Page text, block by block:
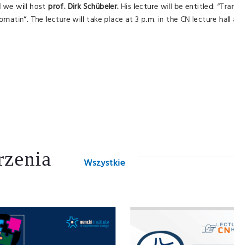
we will hostprof.Dirk Schübeler.His lecture will be entitled:
The lecture will take place at 3 p.m. in the CN lecture
Wszystkie